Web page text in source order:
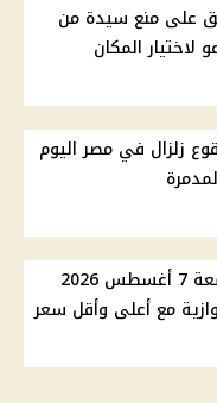
على منع سيدة من
لاختيار المكان
زلزال في مصر اليوم
أسعار الدولار اليوم الجمعة 7 أغسطس 2026
مع أعلى وأقل سعر